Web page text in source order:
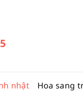
nhật Hoa sang